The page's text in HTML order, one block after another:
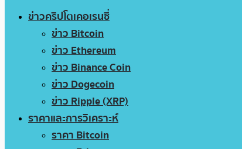
ข่าวคริปโตเคอเรนซี่
ข่าว Bitcoin
ข่าว Ethereum
ข่าว Binance Coin
ข่าว Dogecoin
ข่าว Ripple (XRP)
ราคาและการวิเคราะห์
ราคา Bitcoin